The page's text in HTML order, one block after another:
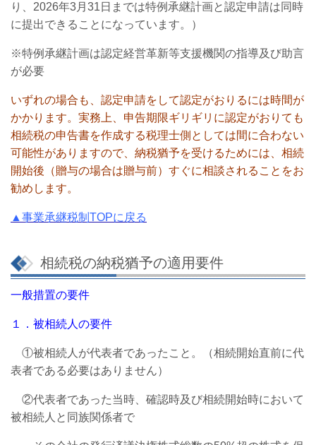
り、2026年3月31日までは特例承継計画と認定申請は同時
に提出できることになっています。）
※特例承継計画は認定経営革新等支援機関の指導及び助言
が必要
いずれの場合も、認定申請をして認定がおりるには時間が
かかります。実務上、申告期限ギリギリに認定がおりても
相続税の申告書を作成する税理士側としては間に合わない
可能性がありますので、 納税猶予を受けるためには、相続
開始後（贈与の場合は贈与前）すぐに相談されることをお
勧めします。
▲事業承継税制TOPに戻る
相続税の納税猶予の適用要件
一般措置の要件
１．被相続人の要件
①被相続人が代表者であったこと。（相続開始直前に代
表者である必要はありません）
②代表者であった当時、確認時及び相続開始時において
被相続人と同族関係者で